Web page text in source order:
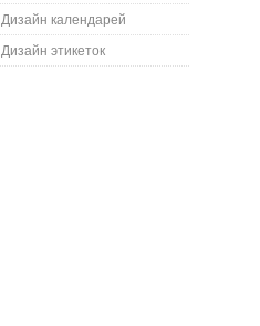
Дизайн календарей
Дизайн этикеток